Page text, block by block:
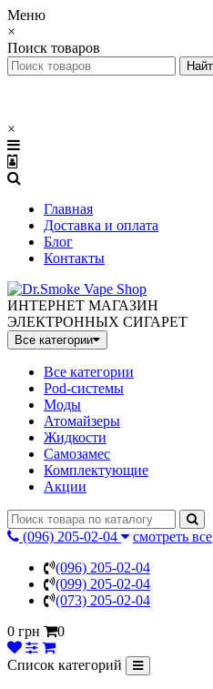
Меню
×
Поиск товаров
×
Главная
Доставка и оплата
Блог
Контакты
ИНТЕРНЕТ МАГАЗИН
ЭЛЕКТРОННЫХ СИГАРЕТ
Все категории
Все категории
Pod-системы
Моды
Атомайзеры
Жидкости
Самозамес
Комплектующие
Акции
(096) 205-02-04
смотреть все
(096) 205-02-04
(099) 205-02-04
(073) 205-02-04
0 грн
0
Список категорий